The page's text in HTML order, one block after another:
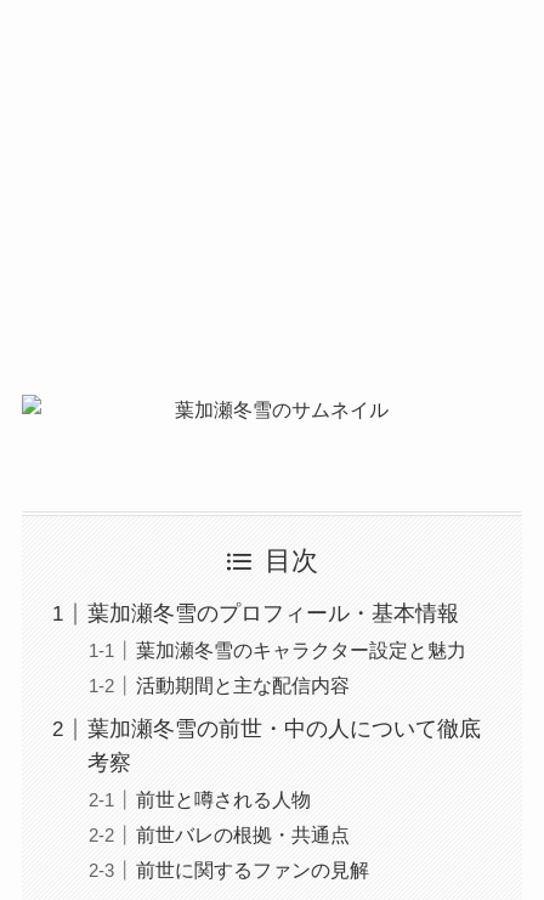
目次
葉加瀬冬雪のプロフィール・基本情報
葉加瀬冬雪のキャラクター設定と魅力
活動期間と主な配信内容
葉加瀬冬雪の前世・中の人について徹底
考察
前世と噂される人物
前世バレの根拠・共通点
前世に関するファンの見解